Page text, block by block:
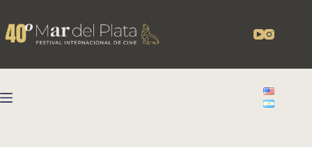
content